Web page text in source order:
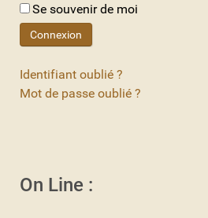
Se souvenir de moi
Connexion
Identifiant oublié ?
Mot de passe oublié ?
On Line :